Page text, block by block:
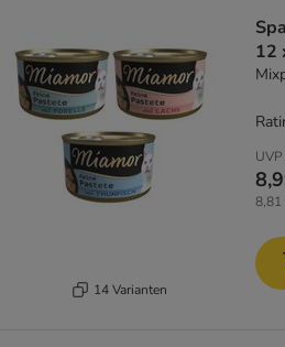
14 Varianten
12
UVP
8,81